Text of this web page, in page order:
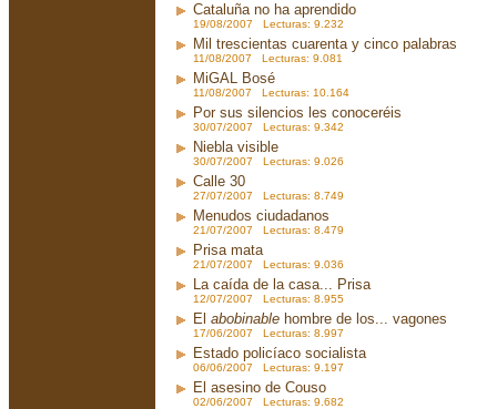
Cataluña no ha aprendido
19/08/2007 Lecturas: 9.232
Mil trescientas cuarenta y cinco palabras
11/08/2007 Lecturas: 9.081
MiGAL Bosé
11/08/2007 Lecturas: 10.164
Por sus silencios les conoceréis
30/07/2007 Lecturas: 9.342
Niebla visible
30/07/2007 Lecturas: 9.026
Calle 30
27/07/2007 Lecturas: 8.749
Menudos ciudadanos
21/07/2007 Lecturas: 8.479
Prisa mata
21/07/2007 Lecturas: 9.036
La caída de la casa... Prisa
12/07/2007 Lecturas: 8.955
El abobinable hombre de los... vagones
17/06/2007 Lecturas: 8.997
Estado policíaco socialista
06/06/2007 Lecturas: 9.197
El asesino de Couso
02/06/2007 Lecturas: 9.682